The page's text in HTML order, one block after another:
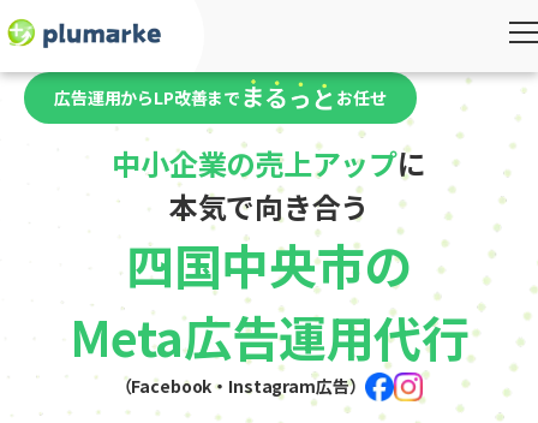
広告運用からLP改善まで お任せ
中小企業の売上アップに
本気で向き合う
四国中央市の
Meta広告運用代行
（Facebook・Instagram広告）